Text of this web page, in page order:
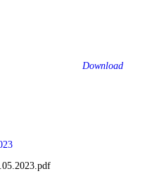
Download